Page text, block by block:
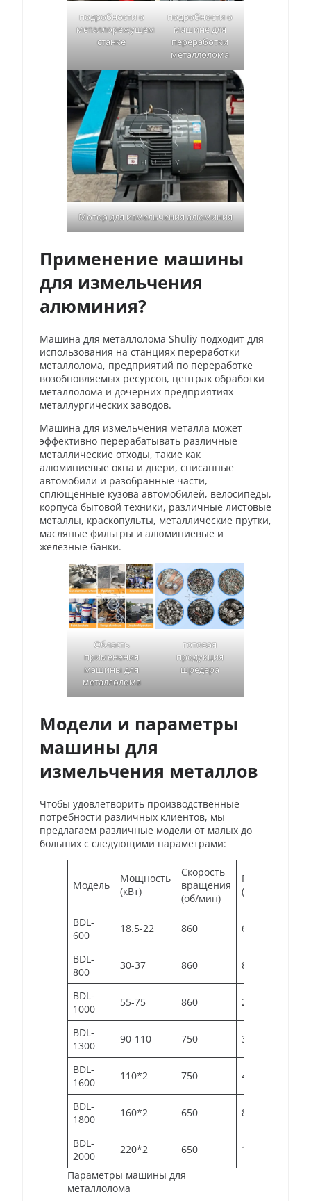
подробности о
металлорежущем
станке
подробности о
машине для
переработки
металлолома
Мотор для измельчения алюминия
Применение машины
для измельчения
алюминия?
Машина для металлолома Shuliy подходит для
использования на станциях переработки
металлолома, предприятий по переработке
возобновляемых ресурсов, центрах обработки
металлолома и дочерних предприятиях
металлургических заводов.
Машина для измельчения металла может
эффективно перерабатывать различные
металлические отходы, такие как
алюминиевые окна и двери, списанные
автомобили и разобранные части,
сплющенные кузова автомобилей, велосипеды,
корпуса бытовой техники, различные листовые
металлы, краскопульты, металлические прутки,
масляные фильтры и алюминиевые и
железные банки.
Область
применения
машины для
металлолома
готовая
продукция
шредера
Модели и параметры
машины для
измельчения металлов
Чтобы удовлетворить производственные
потребности различных клиентов, мы
предлагаем различные модели от малых до
больших с следующими параметрами:
Модель
Мощность
(кВт)
Скорость
вращения
(об/мин)
(кг/ч)
BDL-
600
18.5-22 860 600-800
BDL-
800
30-37 860 800-1000
BDL-
1000
55-75 860 2500-3500
BDL-
1300
90-110 750 3500-5000
BDL-
1600
110*2 750 4000-8000
BDL-
1800
160*2 650 8000-12000
BDL-
2000
220*2 650
10000-18000
Параметры машины для
металлолома